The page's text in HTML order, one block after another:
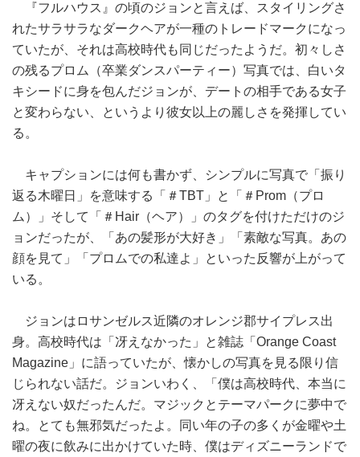
『フルハウス』の頃のジョンと言えば、スタイリングさ
れたサラサラなダークヘアが一種のトレードマークになっ
ていたが、それは高校時代も同じだったようだ。初々しさ
の残るプロム（卒業ダンスパーティー）写真では、白いタ
キシードに身を包んだジョンが、デートの相手である女子
と変わらない、というより彼女以上の麗しさを発揮してい
る。
キャプションには何も書かず、シンプルに写真で「振り
返る木曜日」を意味する「＃TBT」と「＃Prom（プロ
ム）」そして「＃Hair（ヘア）」のタグを付けただけのジ
ョンだったが、「あの髪形が大好き」「素敵な写真。あの
顔を見て」「プロムでの私達よ」といった反響が上がって
いる。
ジョンはロサンゼルス近隣のオレンジ郡サイプレス出
身。高校時代は「冴えなかった」と雑誌「Orange Coast
Magazine」に語っていたが、懐かしの写真を見る限り信
じられない話だ。ジョンいわく、「僕は高校時代、本当に
冴えない奴だったんだ。マジックとテーマパークに夢中で
ね。とても無邪気だったよ。同い年の子の多くが金曜や土
曜の夜に飲みに出かけていた時、僕はディズニーランドで